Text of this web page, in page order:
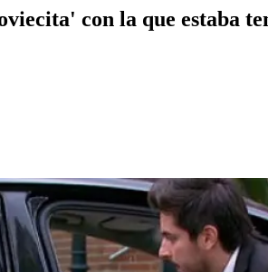
con la que estaba